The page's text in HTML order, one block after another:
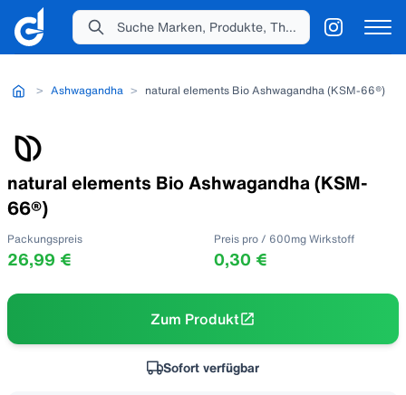
> Ashwagandha > natural elements Bio Ashwagandha (KSM-66®)
natural elements Bio Ashwagandha (KSM-
66®)
Packungspreis
26,99 €
Preis pro / 600mg Wirkstoff
0,30 €
Zum Produkt
Sofort verfügbar